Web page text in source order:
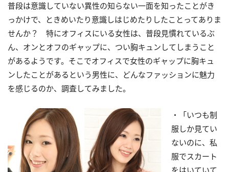
普段は意識していない異性の知らない一面を知ったことがき
っかけで、ときめいたり意識しはじめたりしたことってありま
せんか？ 特にオフィスにいる女性は、普段見慣れているぶ
ん、オンとオフのギャップに、つい胸キュンしてしまうこと
があるようです。そこでオフィスで女性のギャップに胸キュ
ンしたことがあるという男性に、どんなファッションに魅力
を感じるのか、調査してみました。
・「いつも制
服しか見てい
ないのに、私
服でスカート
をはいていて